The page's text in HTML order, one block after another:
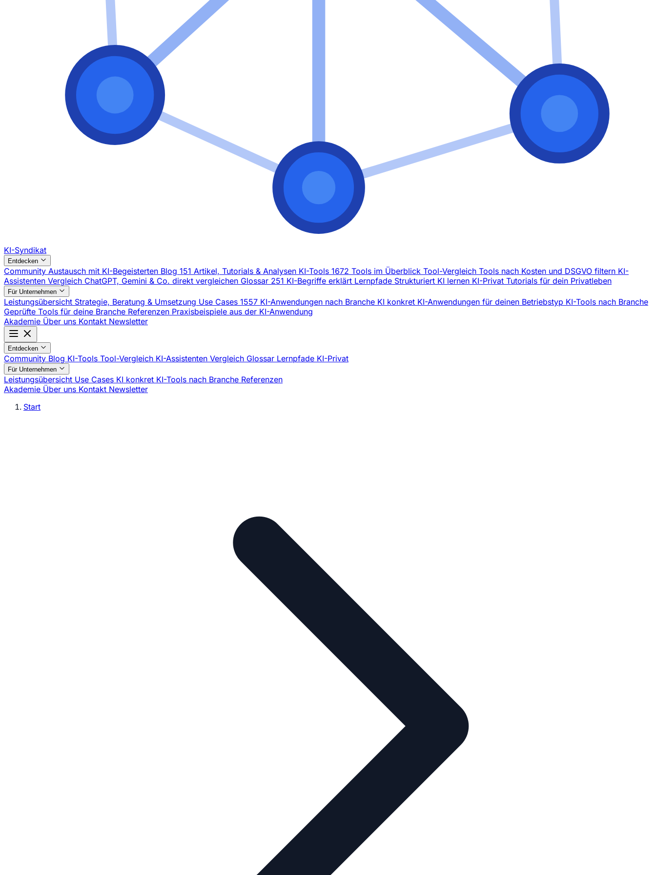
KI-Syndikat
Entdecken
Community Austausch mit KI-Begeisterten Blog 151 Artikel, Tutorials & Analysen KI-Tools 1672 Tools im Überblick Tool-Vergleich Tools nach Kosten und DSGVO filtern KI-
Assistenten Vergleich ChatGPT, Gemini & Co. direkt vergleichen Glossar 251 KI-Begriffe erklärt Lernpfade Strukturiert KI lernen KI-Privat Tutorials für dein Privatleben
Für Unternehmen
Leistungsübersicht Strategie, Beratung & Umsetzung Use Cases 1557 KI-Anwendungen nach Branche KI konkret KI-Anwendungen für deinen Betriebstyp KI-Tools nach Branche
Geprüfte Tools für deine Branche Referenzen Praxisbeispiele aus der KI-Anwendung
Akademie Über uns Kontakt Newsletter
Entdecken
Community Blog KI-Tools Tool-Vergleich KI-Assistenten Vergleich Glossar Lernpfade KI-Privat
Für Unternehmen
Leistungsübersicht Use Cases KI konkret KI-Tools nach Branche Referenzen
Akademie Über uns Kontakt Newsletter
Start